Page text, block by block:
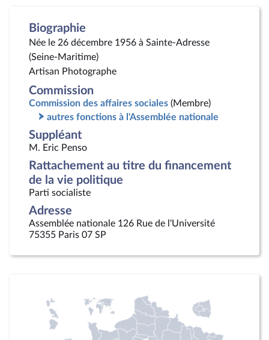
Biographie
Née le 26 décembre 1956 à Sainte-Adresse
(Seine-Maritime)
Artisan Photographe
Commission
Commission des affaires sociales (Membre)
autres fonctions à l'Assemblée nationale
Suppléant
M. Eric Penso
Rattachement au titre du financement
de la vie politique
Parti socialiste
Adresse
Assemblée nationale 126 Rue de l'Université
75355 Paris 07 SP